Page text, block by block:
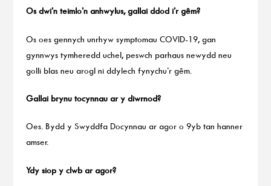
Os dwi’n teimlo’n anhwylus, gallai ddod i’r gêm?
Os oes gennych unrhyw symptomau COVID-19, gan
gynnwys tymheredd uchel, peswch parhaus newydd neu
golli blas neu arogl ni ddylech fynychu’r gêm.
Gallai brynu tocynnau ar y diwrnod?
Oes. Bydd y Swyddfa Docynnau ar agor o 9yb tan hanner
amser.
Ydy siop y clwb ar agor?